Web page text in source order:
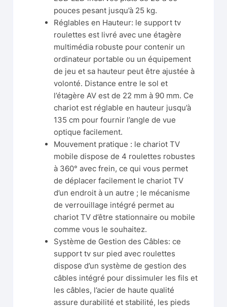
pouces pesant jusqu’à 25 kg.
Réglables en Hauteur: le support tv
roulettes est livré avec une étagère
multimédia robuste pour contenir un
ordinateur portable ou un équipement
de jeu et sa hauteur peut être ajustée à
volonté. Distance entre le sol et
l’étagère AV est de 22 mm à 90 mm. Ce
chariot est réglable en hauteur jusqu’à
135 cm pour fournir l’angle de vue
optique facilement.
Mouvement pratique : le chariot TV
mobile dispose de 4 roulettes robustes
à 360° avec frein, ce qui vous permet
de déplacer facilement le chariot TV
d’un endroit à un autre ; le mécanisme
de verrouillage intégré permet au
chariot TV d’être stationnaire ou mobile
comme vous le souhaitez.
Système de Gestion des Câbles: ce
support tv sur pied avec roulettes
dispose d’un système de gestion des
câbles intégré pour dissimuler les fils et
les câbles, l’acier de haute qualité
assure durabilité et stabilité, les pieds